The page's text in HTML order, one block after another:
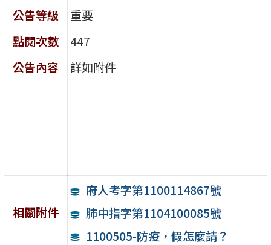
公告等級
重要
點閱次數
447
公告內容
詳如附件
相關附件
府人考字第1100114867號
肺中指字第1104100085號
1100505-防疫，假怎麼請？